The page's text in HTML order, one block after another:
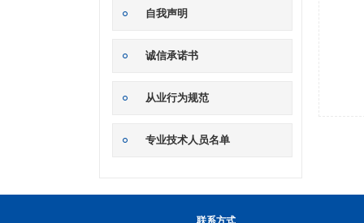
自我声明
诚信承诺书
从业行为规范
专业技术人员名单
联系方式